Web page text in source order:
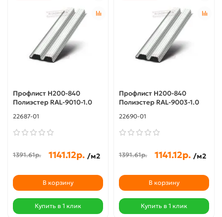
Профлист Н200-840
Полиэстер RAL-9010-1.0
22687-01
1391.61р. 1141.12р. /м2
В корзину
Купить в 1 клик
Профлист Н200-840
Полиэстер RAL-9003-1.0
22690-01
1391.61р. 1141.12р. /м2
В корзину
Купить в 1 клик